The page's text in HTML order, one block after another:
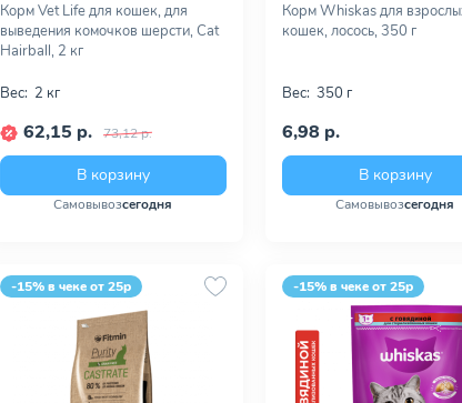
Корм Vet Life для кошек, для
выведения комочков шерсти, Cat
Hairball, 2 кг
Вес: 2 кг
62,15 р. 73,12 р.
В корзину
Самовывозсегодня
Корм Whiskas для
кошек, лосось, 350 г
Вес: 350 г
6,98 р.
В корзину
Самовывозсегодня
-15% в чеке от 25р -15% в чеке от 25р